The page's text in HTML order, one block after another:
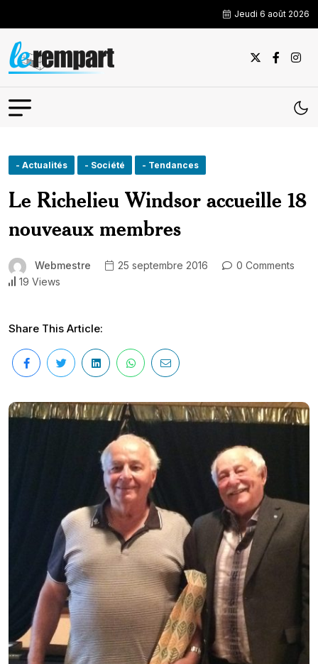
Jeudi 6 août 2026
- Actualités - Société - Tendances
Le Richelieu Windsor accueille 18
nouveaux membres
Webmestre 25 septembre 2016
0 Comments
19 Views
Share This Article: